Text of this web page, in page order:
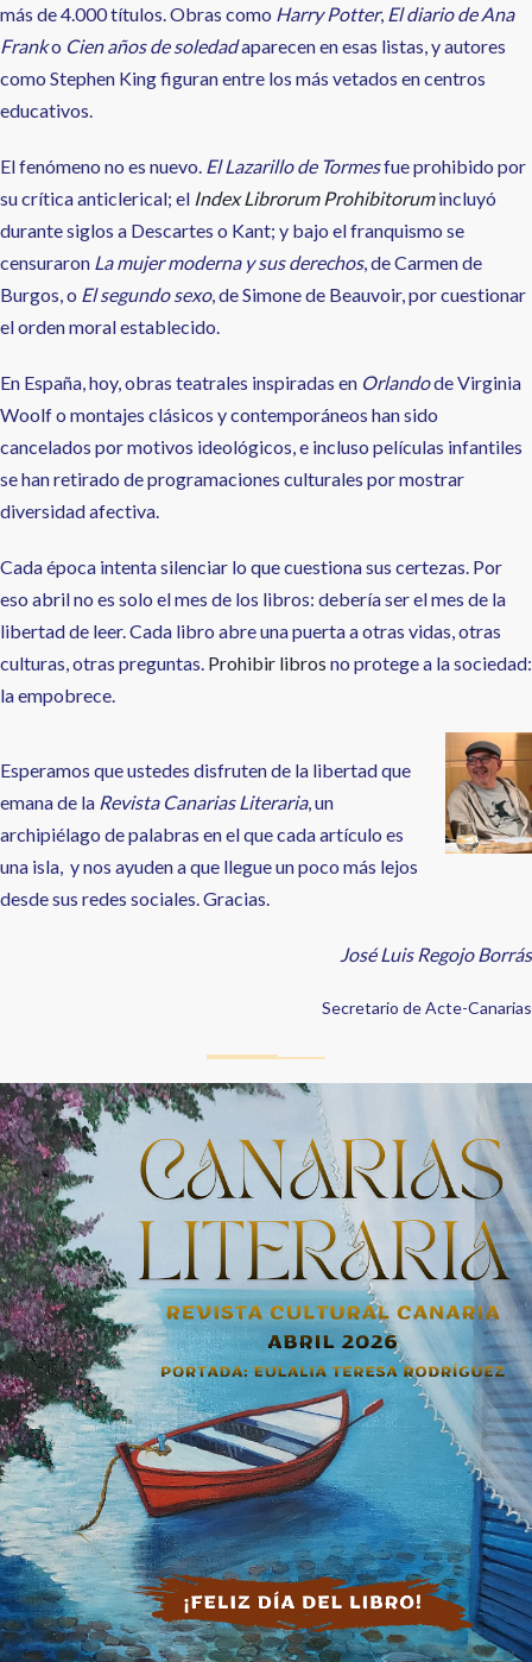
más de 4.000 títulos. Obras como Harry Potter, El diario de Ana
Franko Cien años de soledadaparecen en esas listas, y autores
como Stephen King figuran entre los más vetados en centros
educativos.
El fenómeno no es nuevo. El Lazarillo de Tormesfue prohibido por
su crítica anticlerical; el Index Librorum Prohibitorumincluyó
durante siglos a Descartes o Kant; y bajo el franquismo se
censuraron La mujer moderna y sus derechos, de Carmen de
Burgos, o El segundo sexo, de Simone de Beauvoir, por cuestionar
el orden moral establecido.
En España, hoy, obras teatrales inspiradas en Orlandode Virginia
Woolf o montajes clásicos y contemporáneos han sido
cancelados por motivos ideológicos, e incluso películas infantiles
se han retirado de programaciones culturales por mostrar
diversidad afectiva.
Cada época intenta silenciar lo que cuestiona sus certezas. Por
eso abril no es solo el mes de los libros: debería ser el mes de la
libertad de leer. Cada libro abre una puerta a otras vidas, otras
culturas, otras preguntas. Prohibir libros no protege a la sociedad:
la empobrece.
Esperamos que ustedes disfruten de la libertad que
emana de la Revista Canarias Literaria, un
archipiélago de palabras en el que cada artículo es
una isla, y nos ayuden a que llegue un poco más lejos
desde sus redes sociales. Gracias.
José Luis Regojo Borrás
Secretario de Acte-Canarias